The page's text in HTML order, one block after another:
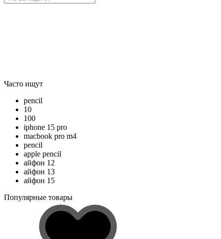
Часто ищут
pencil
10
100
iphone 15 pro
macbook pro m4
pencil
apple pencil
айфон 12
айфон 13
айфон 15
Популярные товары